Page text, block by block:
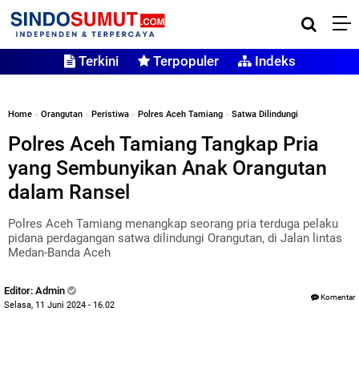
Terkini Terpopuler Indeks
Home » Orangutan » Peristiwa » Polres Aceh Tamiang » Satwa Dilindungi
Polres Aceh Tamiang Tangkap Pria
yang Sembunyikan Anak Orangutan
dalam Ransel
Polres Aceh Tamiang menangkap seorang pria terduga pelaku
pidana perdagangan satwa dilindungi Orangutan, di Jalan lintas
Medan-Banda Aceh
Editor: Admin
Selasa, 11 Juni 2024 - 16.02
Komentar